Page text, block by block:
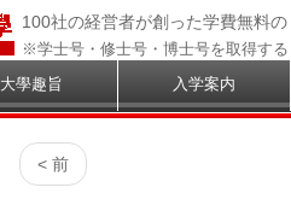
100社の経営者が創った学費無料
※学士号・修士号・博士号を取得する
大學趣旨 入学案内
< 前